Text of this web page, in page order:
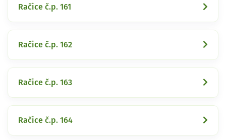
Račice č.p. 161
Račice č.p. 162
Račice č.p. 163
Račice č.p. 164